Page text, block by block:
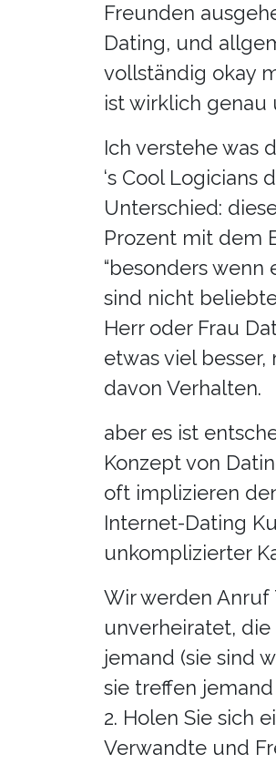
Freunden
Dating, und
vollständig okay
ist wirklich genau
Ich verstehe was
‘s Cool Logicians
Unterschied:
Prozent mit dem
“besonders
sind nicht
Herr oder Frau
etwas viel
davon Verhalten.
aber es ist
Konzept von
oft implizieren
Internet-Dating
unkomplizierter
Wir werden Anruf
unverheiratet,
jemand (sie sind
sie treffen
2. Holen Sie sich
Verwandte und